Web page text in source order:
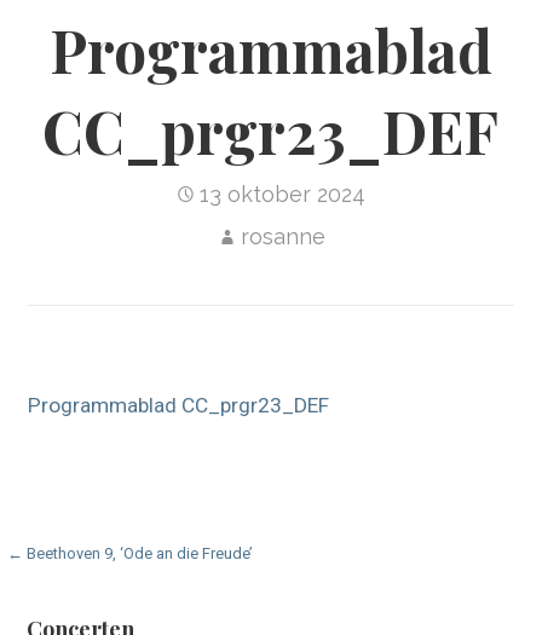
Programmablad
CC_prgr23_DEF
13 oktober 2024
rosanne
Programmablad CC_prgr23_DEF
Bericht
← Beethoven 9, ‘Ode an die Freude’
Concerten